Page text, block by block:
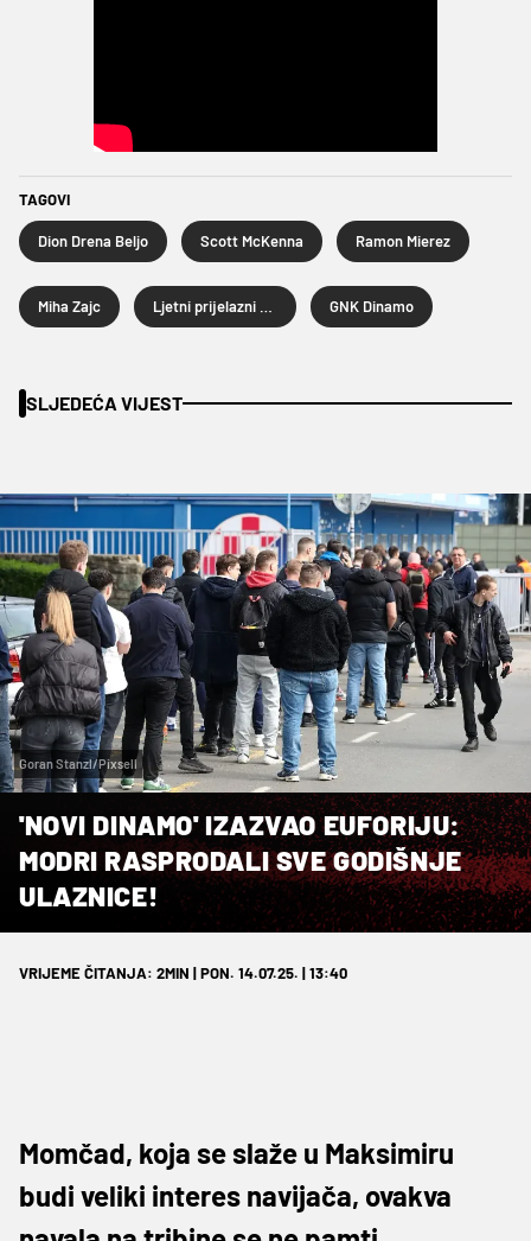
TAGOVI
Dion Drena Beljo Scott McKenna Ramon Mierez
Miha Zajc GNK Dinamo
SLJEDEĆA VIJEST
Goran Stanzl/Pixsell
'NOVI DINAMO' IZAZVAO EUFORIJU:
MODRI RASPRODALI SVE GODIŠNJE
ULAZNICE!
VRIJEME ČITANJA: 2MIN | PON. 14.07.25. | 13:40
Momčad, koja se slaže u Maksimiru
budi veliki interes navijača, ovakva